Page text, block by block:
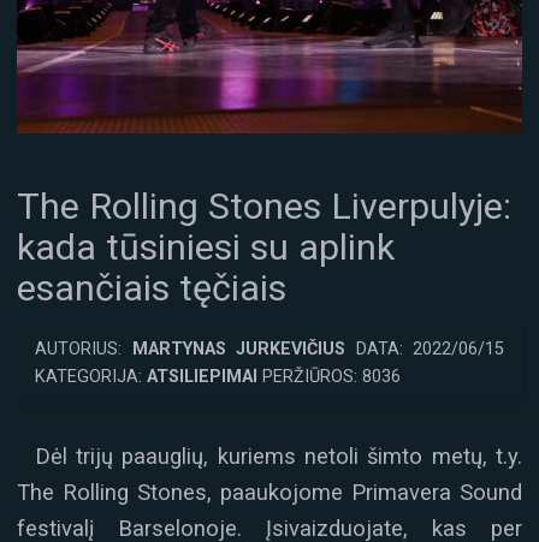
The Rolling Stones Liverpulyje:
kada tūsiniesi su aplink
esančiais tęčiais
AUTORIUS: MARTYNAS JURKEVIČIUS DATA: 2022/06/15
KATEGORIJA: ATSILIEPIMAI PERŽIŪROS: 8036
Dėl trijų paauglių, kuriems netoli šimto metų, t.y.
The Rolling Stones, paaukojome Primavera Sound
festivalį Barselonoje. Įsivaizduojate, kas per